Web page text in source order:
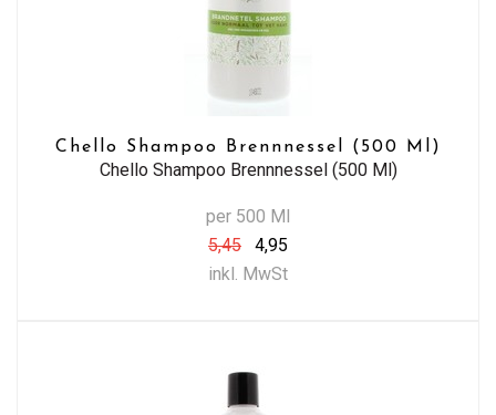
Chello Shampoo Brennnessel (500 Ml)
Chello Shampoo Brennnessel (500 Ml)
per 500 Ml
5,45
4,95
inkl. MwSt